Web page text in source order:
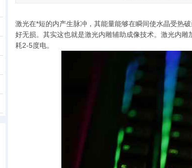
激光在*短的内产生脉冲，其能量能够在瞬间使水晶受热
好无损。其实这也就是激光内雕辅助成像技术。激光内
耗2-5度电。